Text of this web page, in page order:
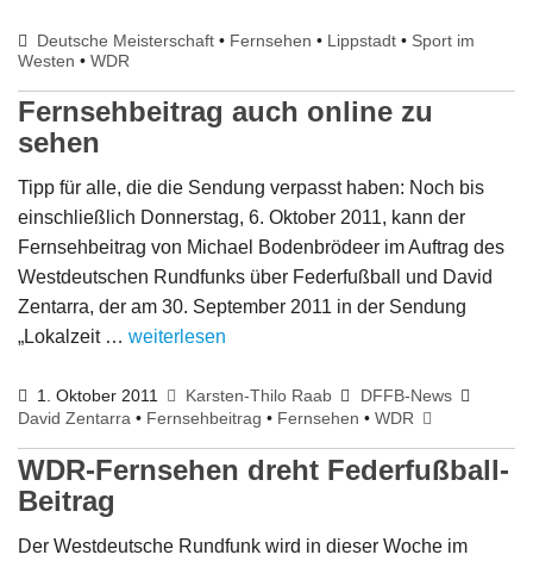
Deutsche Meisterschaft • Fernsehen • Lippstadt • Sport im
Westen • WDR
Fernsehbeitrag auch online zu
sehen
Tipp für alle, die die Sendung verpasst haben: Noch bis
einschließlich Donnerstag, 6. Oktober 2011, kann der
Fernsehbeitrag von Michael Bodenbrödeer im Auftrag des
Westdeutschen Rundfunks über Federfußball und David
Zentarra, der am 30. September 2011 in der Sendung
„Lokalzeit … weiterlesen
1. Oktober 2011 Karsten-Thilo Raab
DFFB-News
David Zentarra • Fernsehbeitrag • Fernsehen • WDR
WDR-Fernsehen dreht Federfußball-
Beitrag
Der Westdeutsche Rundfunk wird in dieser Woche im